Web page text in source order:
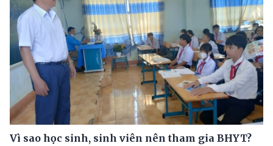
Vì sao học sinh, sinh viên nên tham gia BHYT?